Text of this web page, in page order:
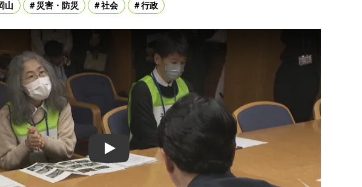
山 災害・防災 社会 行政
Play